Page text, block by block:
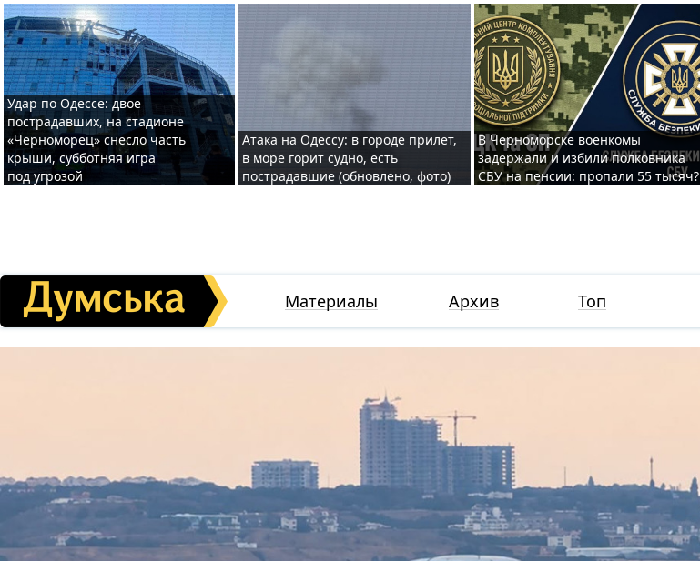
Удар по Одессе: двое
пострадавших, на стадионе
«Черноморец» снесло часть
крыши, субботняя игра
под угрозой
Атака на Одессу: в городе прилет,
в море горит судно, есть
пострадавшие (обновлено, фото)
В Черноморске военкомы
задержали и избили полковника
СБУ на пенсии: пропали 55 тысяч?
Материалы Архив Топ